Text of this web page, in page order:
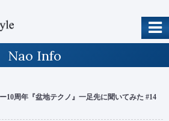
Nao Info
10周年『盆地テクノ』一足先に聞いてみた #14